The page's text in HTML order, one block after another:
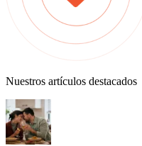
Nuestros artículos destacados